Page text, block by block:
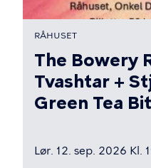
RÅHUSET
The Bowery
Tvashtar +
Green Tea
Lør. 12. sep. 2026 Kl.